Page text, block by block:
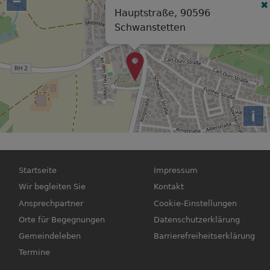
Hauptstraße, 90596
Schwanstetten
i
Hauptnavigation
Startseite
Wir begleiten Sie
Ansprechpartner
Orte für Begegnungen
Gemeindeleben
Termine
Fußbereichsmenü
Impressum
Kontakt
Cookie-Einstellungen
Datenschutzerklärung
Barrierefreiheitserklärung